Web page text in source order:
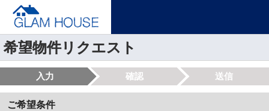
希望物件リクエスト
入力 確認 送信
ご希望条件